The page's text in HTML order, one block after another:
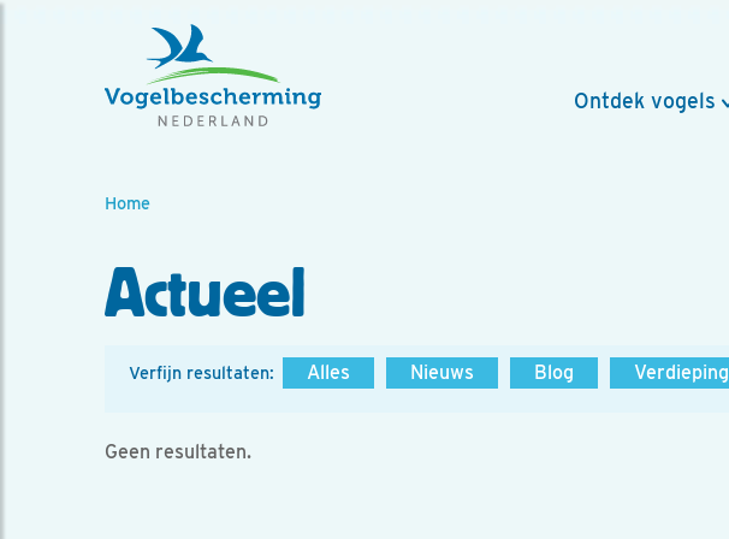
Ontdek vogels
Home
Actueel
Verfijn resultaten: Alles Nieuws Blog Verdieping
Geen resultaten.